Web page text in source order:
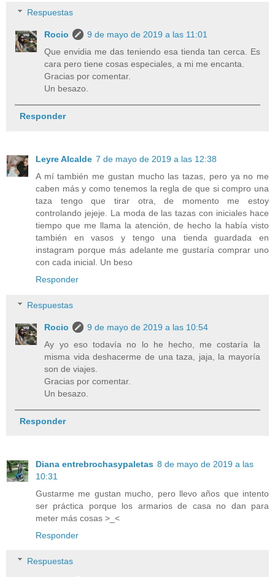
Respuestas
Rocio
9 de mayo de 2019 a las 11:01
Que envidia me das teniendo esa tienda tan cerca. Es
cara pero tiene cosas especiales, a mi me encanta.
Gracias por comentar.
Un besazo.
Responder
Leyre Alcalde 7 de mayo de 2019 a las 12:38
A mí también me gustan mucho las tazas, pero ya no me
caben más y como tenemos la regla de que si compro una
taza tengo que tirar otra, de momento me estoy
controlando jejeje. La moda de las tazas con iniciales hace
tiempo que me llama la atención, de hecho la había visto
también en vasos y tengo una tienda guardada en
instagram porque más adelante me gustaría comprar uno
con cada inicial. Un beso
Responder
Respuestas
Rocio
9 de mayo de 2019 a las 10:54
Ay yo eso todavía no lo he hecho, me costaría la
misma vida deshacerme de una taza, jaja, la mayoría
son de viajes.
Gracias por comentar.
Un besazo.
Responder
Diana entrebrochasypaletas 8 de mayo de 2019 a las
10:31
Gustarme me gustan mucho, pero llevo años que intento
ser práctica porque los armarios de casa no dan para
meter más cosas >_<
Responder
Respuestas